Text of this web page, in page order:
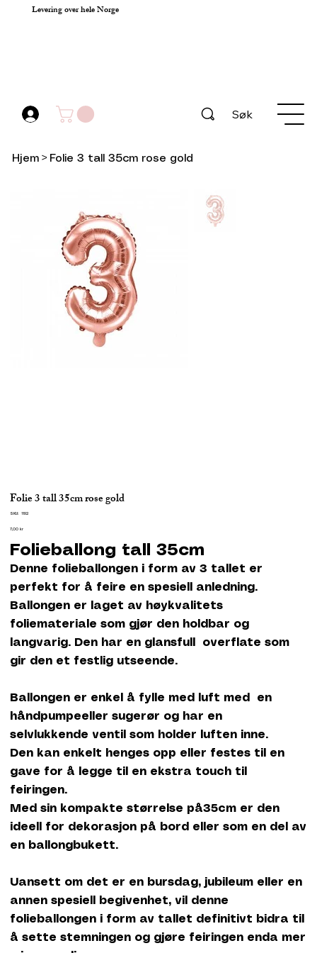
Levering over hele Norge
Søk
Hjem > Folie 3 tall 35cm rose gold
Folie 3 tall 35cm rose gold
SKU:
SKU
1192
Pris
7,00 kr
Folieballong tall 35cm
Denne folieballongen i form av 3 tallet er
perfekt for å feire en spesiell anledning.
Ballongen er laget av høykvalitets
foliemateriale som gjør den holdbar og
langvarig. Den har en glansfull overflate som
gir den et festlig utseende.
Ballongen er enkel å fylle med luft med en
håndpumpeeller sugerør og har en
selvlukkende ventil som holder luften inne.
Den kan enkelt henges opp eller festes til en
gave for å legge til en ekstra touch til
feiringen.
Med sin kompakte størrelse på35cm er den
ideell for dekorasjon på bord eller som en del av
en ballongbukett.
Uansett om det er en bursdag, jubileum eller en
annen spesiell begivenhet, vil denne
folieballongen i form av tallet definitivt bidra til
å sette stemningen og gjøre feiringen enda mer